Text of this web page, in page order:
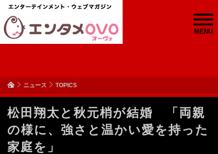
MENU
ニュース TOPICS
松田翔太と秋元梢が結婚 「両親
の様に、強さと温かい愛を持った
家庭を」